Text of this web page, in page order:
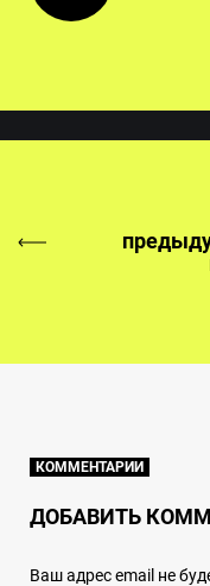
КОММЕНТАРИИ
ДОБАВИТЬ
Ваш адрес email не